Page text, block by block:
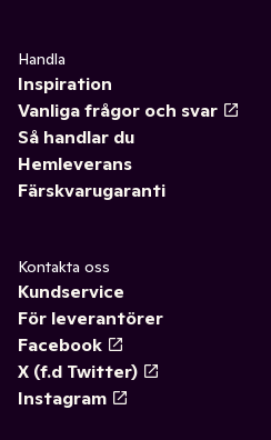
Handla
Inspiration
Vanliga frågor och svar
Så handlar du
Hemleverans
Färskvarugaranti
Kontakta oss
Kundservice
För leverantörer
Facebook
X (f.d Twitter)
Instagram